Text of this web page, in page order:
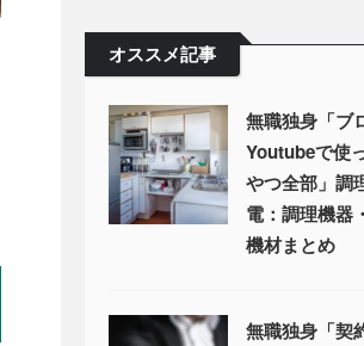
オススメ記事
無職独身「ブ
Youtubeで使
やつ全部」調
電：調理機器
機材まとめ
無職独身「契